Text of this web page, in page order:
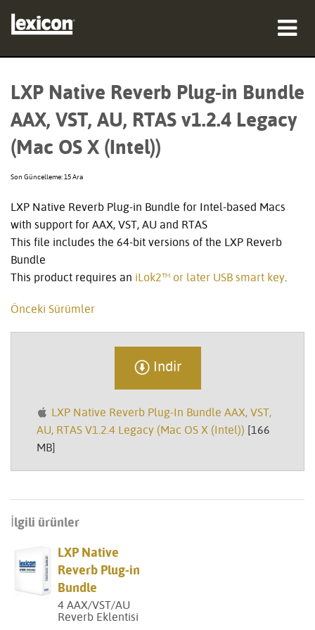
eğitim
destek
Dil/Bölge
LXP Native Reverb Plug-in Bundle
AAX, VST, AU, RTAS v1.2.4 Legacy
(Mac OS X (Intel))
Son Güncelleme: 15 Ara
LXP Native Reverb Plug-in Bundle for Intel-based Macs
with support for AAX, VST, AU and RTAS
This file includes the 64-bit versions of the LXP Reverb
Bundle
This product requires an iLok2™ or later USB smart key.
Önceki Sürümler
Indir
LXP Native Reverb Plug-In Bundle AAX, VST,
AU, RTAS V1.2.4 Legacy (Mac OS X (Intel)) [166
MB]
İlgili ürünler
LXP Native
Reverb Plug-in
Bundle
4 AAX/VST/AU
Reverb Eklentisi